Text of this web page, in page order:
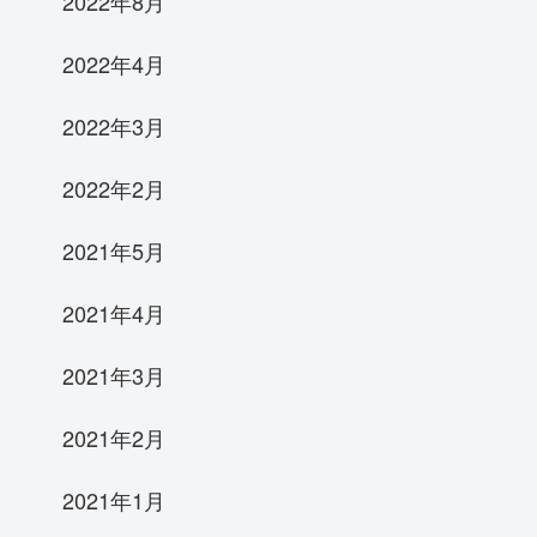
2022年4月
2022年3月
2022年2月
2021年5月
2021年4月
2021年3月
2021年2月
2021年1月